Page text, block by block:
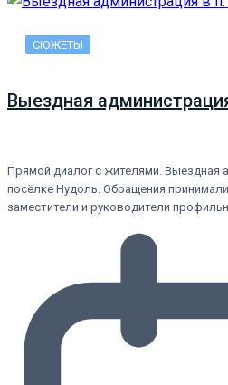
СЮЖЕТЫ
Выездная
Прямой диалог с жителями. Выездная
посёлке Нудоль. Обращения принимали
заместители и руководители